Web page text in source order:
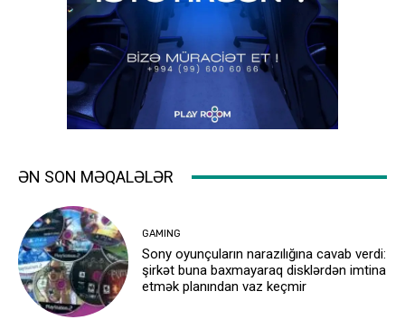
ƏN SON MƏQALƏLƏR
GAMING
Sony oyunçuların narazılığına cavab verdi:
şirkət buna baxmayaraq disklərdən imtina
etmək planından vaz keçmir